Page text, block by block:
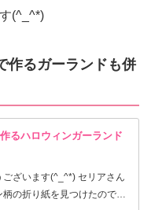
(^_^*)
作るガーランドも併
るハロウィンガーランド
ます(^_^*) セリアさん
の折り紙を見つけたので、